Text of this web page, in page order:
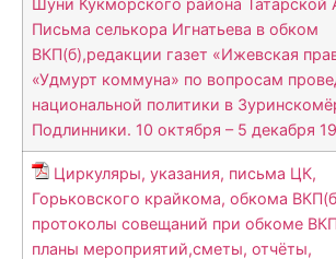
Письма селькора Игнатьева в обком
ВКП(б),редакции газет «Ижевская
«Удмурт коммуна» по вопросам
национальной политики в
Подлинники. 10 октября – 5 декабря
Циркуляры, указания, письма ЦК,
Горьковского крайкома, обкома
протоколы совещаний при обкоме
планы мероприятий,сметы, отчёты,